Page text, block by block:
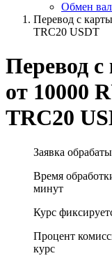
Обмен
Перевод с
TRC20 USDT
Перевод
от 10000
TRC20
Заявка
Время
минут
Курс
Процент
курс